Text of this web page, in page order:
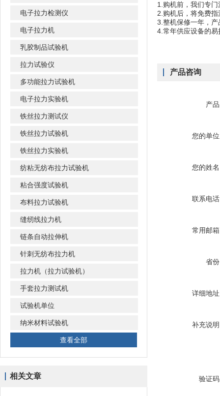
电子拉力检测仪
电子拉力机
乳胶制品试验机
拉力试验仪
多功能拉力试验机
电子拉力实验机
铁丝拉力测试仪
铁丝拉力试验机
铁丝拉力实验机
纺粘无纺布拉力试验机
粘合强度试验机
布料拉力试验机
缝纫线拉力机
链条自动拉伸机
针刺无纺布拉力机
拉力机（拉力试验机）
手套拉力测试机
试验机单位
纳米材料试验机
查看全部
相关文章
1.购机前，我们专
2.购机后，将免费
3.整机保修一年，产
4.常年供应设备的
产品咨询
产
您的单
您的姓
联系电
常用邮
省
详细地
补充说
验证